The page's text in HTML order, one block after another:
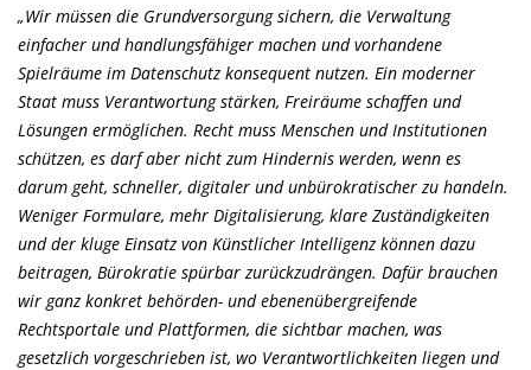
Wir müssen die Grundversorgung sichern, die Verwaltung
einfacher und handlungsfähiger machen und vorhandene
Spielräume im Datenschutz konsequent nutzen. Ein moderner
Staat muss Verantwortung stärken, Freiräume schaffen und
Lösungen ermöglichen. Recht muss Menschen und Institutionen
schützen, es darf aber nicht zum Hindernis werden, wenn es
darum geht, schneller, digitaler und unbürokratischer zu handeln.
Weniger Formulare, mehr Digitalisierung, klare Zuständigkeiten
und der kluge Einsatz von Künstlicher Intelligenz können dazu
beitragen, Bürokratie spürbar zurückzudrängen. Dafür brauchen
wir ganz konkret behörden- und ebenenübergreifende
Rechtsportale und Plattformen, die sichtbar machen, was
gesetzlich vorgeschrieben ist, wo Verantwortlichkeiten liegen und